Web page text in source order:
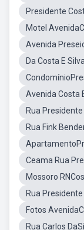
Presidente
Motel
Avenida
Da Costa E
Avenida Costa
Rua
Rua Fink
Ceama Rua
Mossoro
Rua
Fotos
Rua Carlos